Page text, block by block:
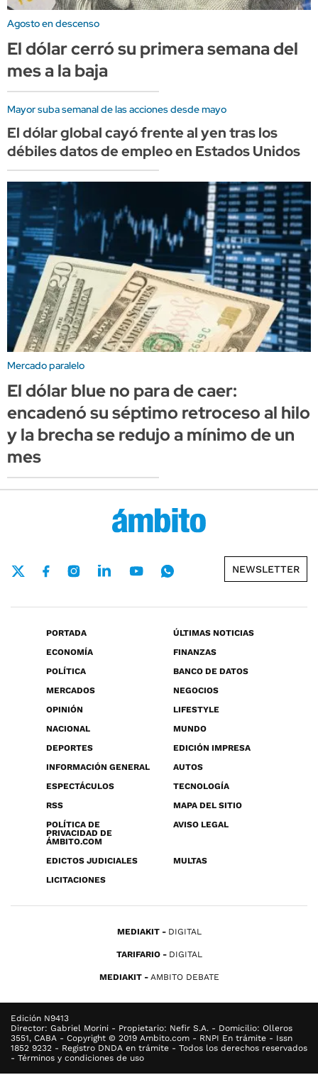
Agosto en descenso
El dólar cerró su primera semana del
mes a la baja
Mayor suba semanal de las acciones desde mayo
El dólar global cayó frente al yen tras los
débiles datos de empleo en Estados Unidos
Mercado paralelo
El dólar blue no para de caer:
encadenó su séptimo retroceso al hilo
y la brecha se redujo a mínimo de un
mes
NEWSLETTER
PORTADA
ÚLTIMAS NOTICIAS
ECONOMÍA
FINANZAS
POLÍTICA
BANCO DE DATOS
MERCADOS
NEGOCIOS
OPINIÓN
LIFESTYLE
NACIONAL
MUNDO
DEPORTES
EDICIÓN IMPRESA
INFORMACIÓN GENERAL
AUTOS
ESPECTÁCULOS
TECNOLOGÍA
RSS
MAPA DEL SITIO
POLÍTICA DE
PRIVACIDAD DE
ÁMBITO.COM
AVISO LEGAL
EDICTOS JUDICIALES
MULTAS
LICITACIONES
MEDIAKIT DIGITAL
TARIFARIO DIGITAL
MEDIAKIT AMBITO DEBATE
Edición N9413
Director: Gabriel Morini - Propietario: Nefir S.A. - Domicilio: Olleros
3551, CABA - Copyright © 2019 Ambito.com - RNPI En trámite - Issn
1852 9232 - Registro DNDA en trámite - Todos los derechos reservados
- Términos y condiciones de uso